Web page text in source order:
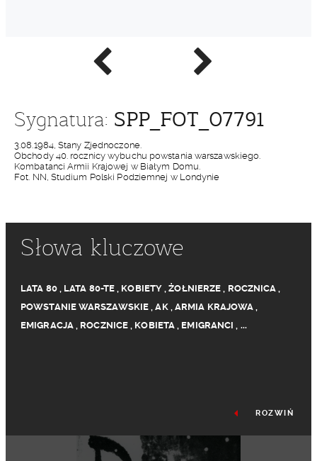
Poprzednie
zdjęcie
Następne
zdjęcie
Sygnatura: SPP_FOT_07791
3.08.1984, Stany Zjednoczone.
Obchody 40. rocznicy wybuchu powstania warszawskiego.
Kombatanci Armii Krajowej w Białym Domu.
Fot. NN, Studium Polski Podziemnej w Londynie
Słowa kluczowe
LATA 80, LATA 80-TE , KOBIETY ,ŻOŁNIERZE , ROCZNICA ,
POWSTANIE WARSZAWSKIE ,AK, ARMIA KRAJOWA ,
EMIGRACJA, ROCZNICE , KOBIETA , EMIGRANCI , ...
ROZWIŃ